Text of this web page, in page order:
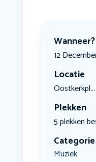
Wanneer?
12
Locatie
Oostkerkpl...
Plekken
5 plekken
Categorie
Muziek